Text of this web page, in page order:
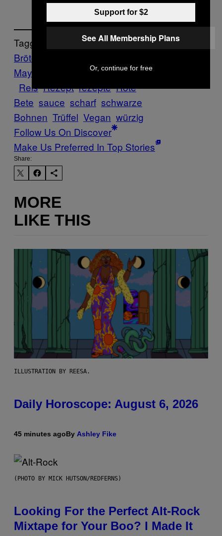
Tagged:
Brötchen
Mayo
Käse machen Munchies
Reis Rezept rezepte Rote
Bete sauce scharf schwarze
Bohnen Trüffel Vegan würzig
Follow Us On Discover
Make Us Preferred In Top Stories
Share:
MORE
LIKE THIS
ILLUSTRATION BY REESA.
Daily Horoscope: August 6, 2026
45 minutes agoBy Ashley Fike
(PHOTO BY MICK HUTSON/REDFERNS)
Looking For the Perfect Alt-Rock
Mixtape for Your Boo? I Made It
Support for $2
See All Membership Plans
Or, continue for free